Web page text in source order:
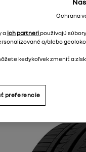
FAIRWAY VAN SUMMER
Letné 107, 105
Ochrana
a ich partneri používajú
a/alebo
kedykoľvek zmeniť a
preferencie